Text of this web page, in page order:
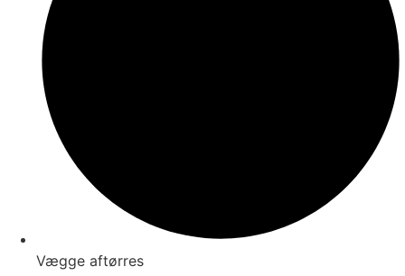
Vægge aftørres